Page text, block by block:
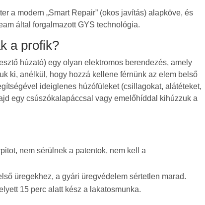
a modern „Smart Repair” (okos javítás) alapköve, és
által forgalmazott GYS technológia.
a profik?
húzató) egy olyan elektromos berendezés, amely
ki, anélkül, hogy hozzá kellene férnünk az elem belső
ideiglenes húzófüleket (csillagokat, alátéteket,
egy csúszókalapáccsal vagy emelőhíddal kihúzzuk a
nem sérülnek a patentok, nem kell a
üregekhez, a gyári üregvédelem sértetlen marad.
15 perc alatt kész a lakatosmunka.